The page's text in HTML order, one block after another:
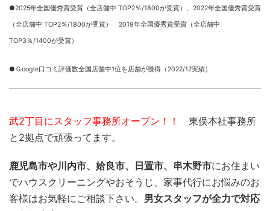
●2025年全国優秀賞受賞（全店舗中 TOP2％/1800が受賞）、 2022年全国優秀賞受賞
（全店舗中 TOP2％/1800が受賞） 2019年全国優秀賞受賞（全店舗中
TOP3％/1400が受賞）
●Ｇoogle口コミ評価数全国店舗中1位を店舗が獲得（2022/12実績）
武2丁目にスタッフ事務所オープン！！
東俣本社事務所
と2拠点で頑張ってます。
鹿児島市や川内市、姶良市、日置市、串木野市にお住まい
でハウスクリーニングやおそうじ、家事代行にお悩みのお
客様はお気軽にご相談下さい。 男女スタッフが全力で対応